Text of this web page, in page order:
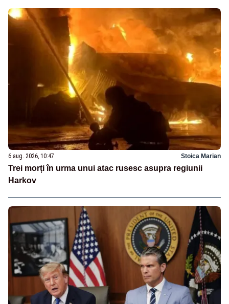
6 aug. 2026, 10:47 Stoica Marian
Trei morți în urma unui atac rusesc asupra regiunii
Harkov